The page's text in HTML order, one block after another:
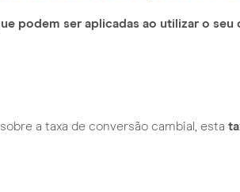
podem ser aplicadas ao utilizar o
a taxa de conversão cambial, esta